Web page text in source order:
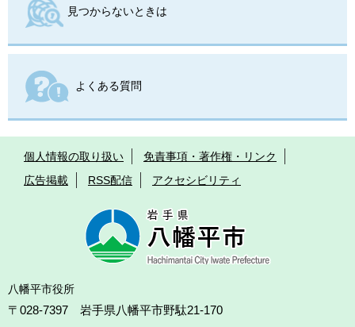
見つからないときは
よくある質問
個人情報の取り扱い
免責事項・著作権・リンク
広告掲載
RSS配信 アクセシビリティ
八幡平市役所
〒028-7397 岩手県八幡平市野駄21-170